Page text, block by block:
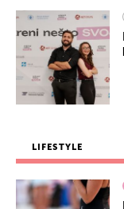
LIFESTYLE